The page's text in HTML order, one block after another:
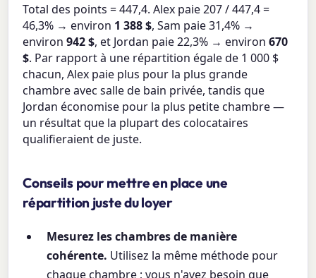
Total des points = 447,4. Alex paie 207 / 447,4 =
46,3% → environ 1 388 $, Sam paie 31,4% →
environ942 $, et Jordan paie 22,3% → environ670
$. Par rapport à une répartition égale de 1 000 $
chacun, Alex paie plus pour la plus grande
chambre avec salle de bain privée, tandis que
Jordan économise pour la plus petite chambre —
un résultat que la plupart des colocataires
qualifieraient de juste.
Conseils pour mettre en place une
répartition juste du loyer
Mesurez les chambres de manière
cohérente. Utilisez la même méthode pour
chaque chambre ; vous n'avez besoin que